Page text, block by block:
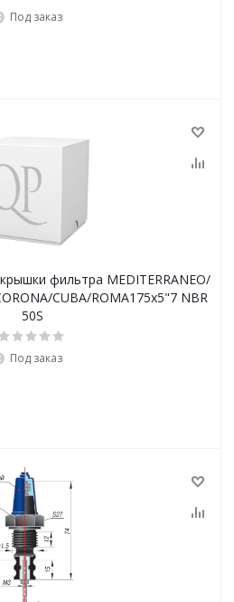
Под заказ
фильтра MEDITERRANEO/
CUBA/ROMA175х5"7 NBR
50S
Под заказ